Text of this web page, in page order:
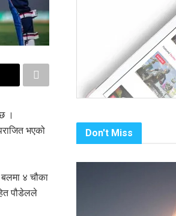
।
भएको
४ चौका
पौडेलले
Don't Miss